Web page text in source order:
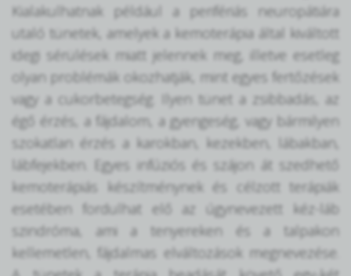
Kialakulhatnak például a perifériás neuropátiára
utaló tünetek, amelyek a kemoterápia által kiváltott
idegi sérülések miatt jelennek meg, illetve esetleg
olyan problémák okozhatják, mint egyes fertőzések
vagy a cukorbetegség. Ilyen tünet a zsibbadás, az
égő érzés, a fájdalom, a gyengeség, vagy bármilyen
szokatlan érzés a karokban, kezekben, lábakban,
lábfejekben. Egyes infúziós és szájon át szedhető
kemoterápiás készítménynek és célzott terápiák
esetében fordulhat elő az úgynevezett kéz-láb
szindróma, ami a tenyereken és a talpakon
kellemetlen, fájdalmas elváltozások megnevezése.